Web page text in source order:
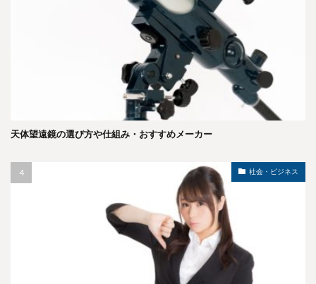
天体望遠鏡の選び方や仕組み・おすすめメーカー
社会・ビジネス